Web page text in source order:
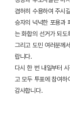
겸허히 수용하여 주시
승자의 넉넉한 포용과
는 화합의 선거가 되도
그리고 도민 여러분께
랍니다.
다시 한 번 내일부터
고 모두 투표에 참여하
감사합니다.